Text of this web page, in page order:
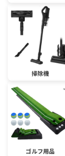
掃除機
ゴルフ用品